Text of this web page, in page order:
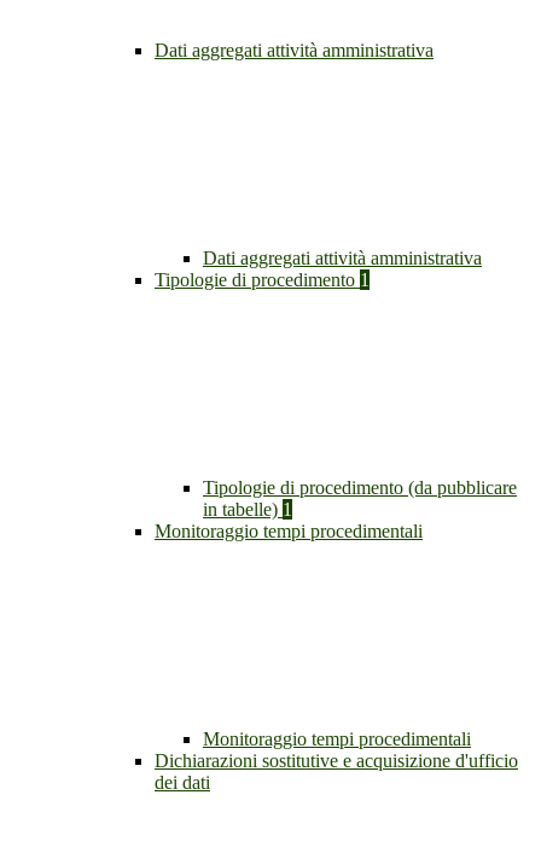
Dati aggregati attività amministrativa
Dati aggregati attività amministrativa
Tipologie di procedimento 1
Tipologie di procedimento (da pubblicare
in tabelle) 1
Monitoraggio tempi procedimentali
Monitoraggio tempi procedimentali
Dichiarazioni sostitutive e acquisizione d'ufficio
dei dati